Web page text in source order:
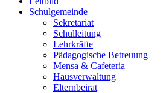
Schulgemeinde
Sekretariat
Schulleitung
Lehrkräfte
Pädagogische Betreuung
Mensa & Cafeteria
Hausverwaltung
Elternbeirat